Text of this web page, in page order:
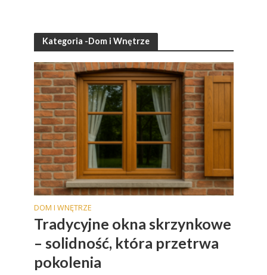
Kategoria -Dom i Wnętrze
DOM I WNĘTRZE
Tradycyjne okna skrzynkowe
– solidność, która przetrwa
pokolenia